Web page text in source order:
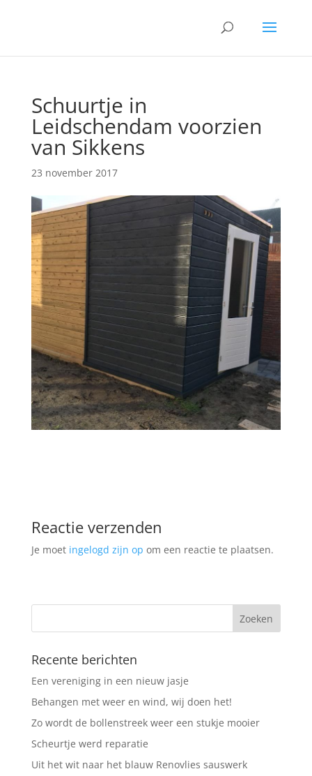
Schuurtje in
Leidschendam voorzien
van Sikkens
23 november 2017
Reactie verzenden
Je moet ingelogd zijn op om een reactie te plaatsen.
Recente berichten
Een vereniging in een nieuw jasje
Behangen met weer en wind, wij doen het!
Zo wordt de bollenstreek weer een stukje mooier
Scheurtje werd reparatie
Uit het wit naar het blauw Renovlies sauswerk